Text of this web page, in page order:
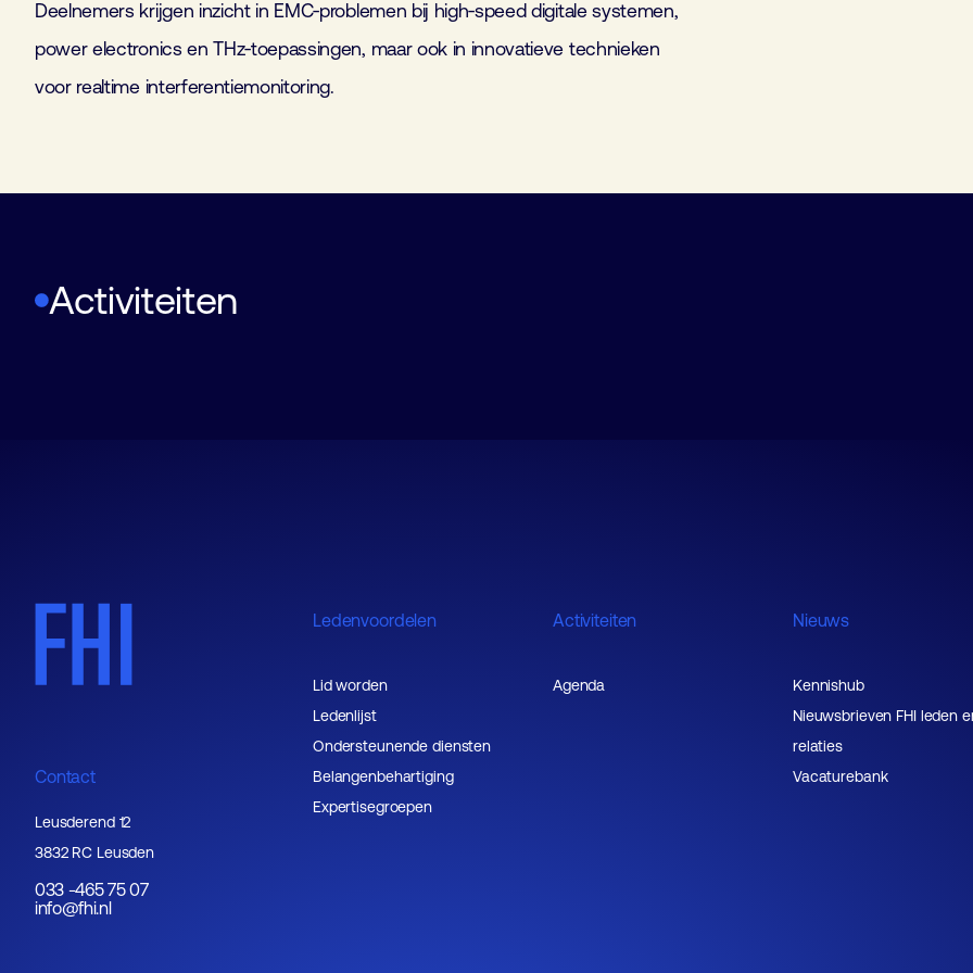
Deelnemers krijgen inzicht in EMC‑problemen bij high‑speed digitale systemen,
power electronics en THz‑toepassingen, maar ook in innovatieve technieken
voor realtime interferentiemonitoring.
Activiteiten
2 september 12:30 –17:00
Contact
Leusderend 12
3832 RC Leusden
033 -465 75 07
info@fhi.nl
Ledenvoordelen
Lid worden
Ledenlijst
Ondersteunende diensten
Belangenbehartiging
Expertisegroepen
Activiteiten
Agenda
Nieuws
Kennishub
Nieuwsbrieven FHI leden
relaties
Vacaturebank